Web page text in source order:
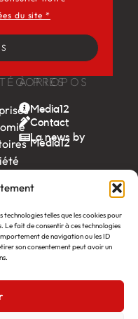
technologies telles que les cookies pour
fait de consentir à ces technologies
de navigation ou les ID
son consentement peut avoir un
À PROPOS
Media12
Contact
La news by
Média12
du site *